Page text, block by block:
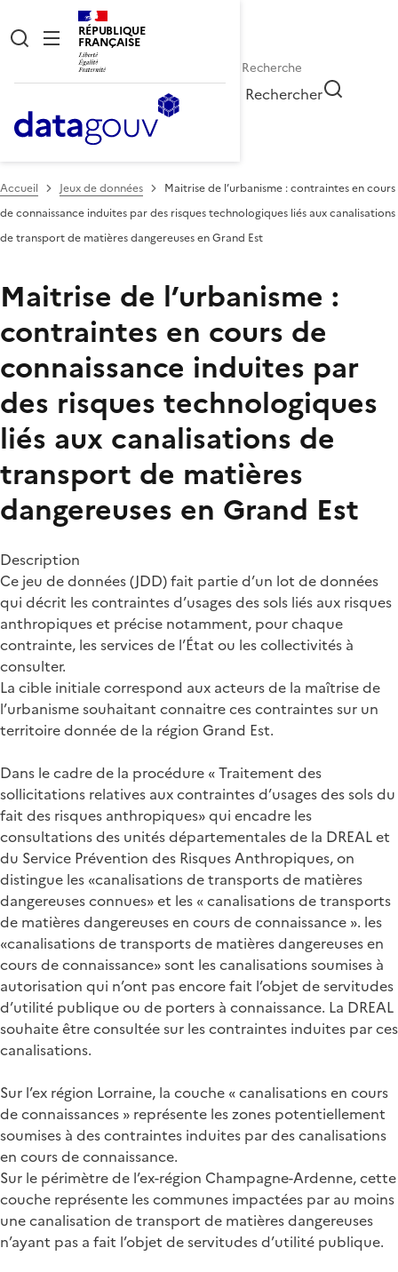
RÉPUBLIQUE
FRANÇAISE
Rechercher
Accueil Jeux de données
Maitrise de l’urbanisme : contraintes en cours
de connaissance induites par des risques technologiques liés aux canalisations
de transport de matières dangereuses en Grand Est
Maitrise de l’urbanisme :
contraintes en cours de
connaissance induites par
des risques technologiques
liés aux canalisations de
transport de matières
dangereuses en Grand Est
Description
Ce jeu de données (JDD) fait partie d’un lot de données
qui décrit les contraintes d’usages des sols liés aux risques
anthropiques et précise notamment, pour chaque
contrainte, les services de l’État ou les collectivités à
consulter.
La cible initiale correspond aux acteurs de la maîtrise de
l’urbanisme souhaitant connaitre ces contraintes sur un
territoire donnée de la région Grand Est.
Dans le cadre de la procédure « Traitement des
sollicitations relatives aux contraintes d’usages des sols du
fait des risques anthropiques» qui encadre les
consultations des unités départementales de la DREAL et
du Service Prévention des Risques Anthropiques, on
distingue les «canalisations de transports de matières
dangereuses connues» et les « canalisations de transports
de matières dangereuses en cours de connaissance ». les
«canalisations de transports de matières dangereuses en
cours de connaissance» sont les canalisations soumises à
autorisation qui n’ont pas encore fait l’objet de servitudes
d’utilité publique ou de porters à connaissance. La DREAL
souhaite être consultée sur les contraintes induites par ces
canalisations.
Sur l’ex région Lorraine, la couche « canalisations en cours
de connaissances » représente les zones potentiellement
soumises à des contraintes induites par des canalisations
en cours de connaissance.
Sur le périmètre de l’ex-région Champagne-Ardenne, cette
couche représente les communes impactées par au moins
une canalisation de transport de matières dangereuses
n’ayant pas a fait l’objet de servitudes d’utilité publique.